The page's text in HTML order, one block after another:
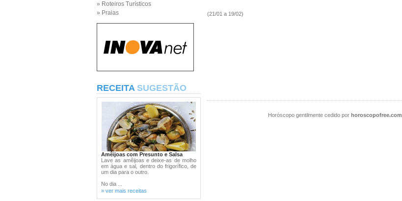
» Roteiros Turísticos
» Praias
RECEITA SUGESTÃO
Amêijoas com Presunto e Salsa
Lave as amêijoas e deixe-as de molho
em água e sal, dentro do frigorífico, de
um dia para o outro.
No dia ...
» ver mais receitas
(21/01 a 19/02)
Horóscopo gentilmente cedido por horoscopofree.com